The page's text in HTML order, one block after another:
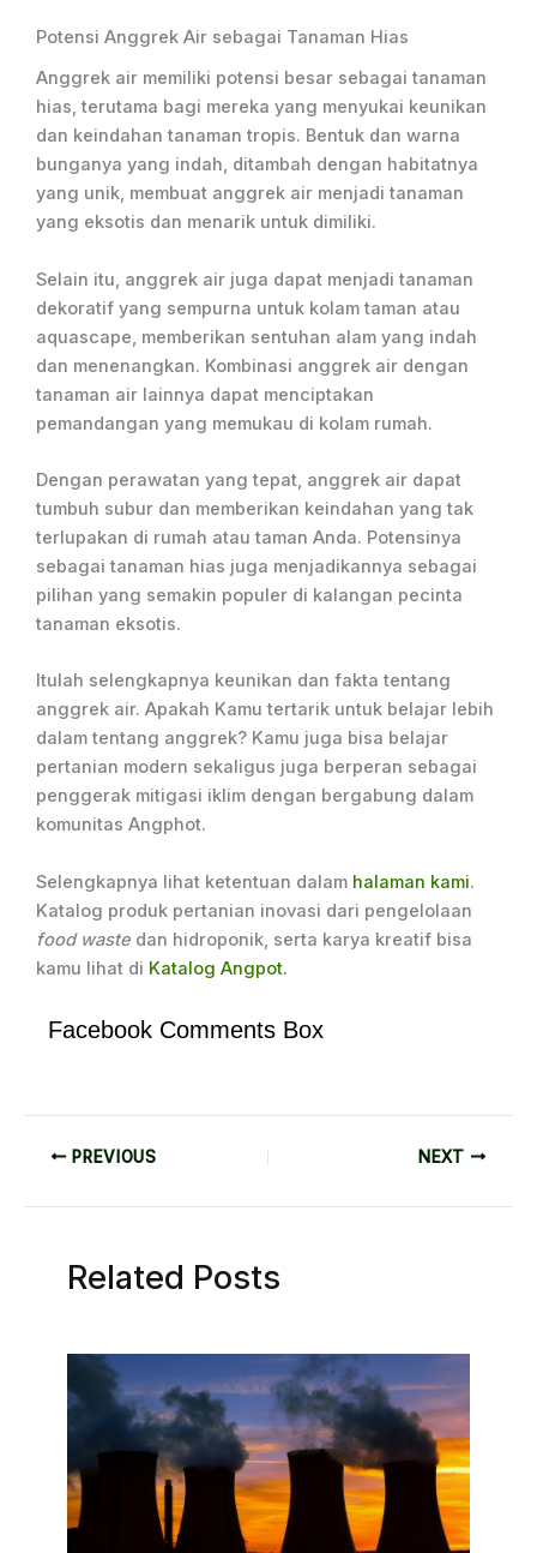
Potensi Anggrek Air sebagai Tanaman Hias
Anggrek air memiliki potensi besar sebagai tanaman
hias, terutama bagi mereka yang menyukai keunikan
dan keindahan tanaman tropis. Bentuk dan warna
bunganya yang indah, ditambah dengan habitatnya
yang unik, membuat anggrek air menjadi tanaman
yang eksotis dan menarik untuk dimiliki.
Selain itu, anggrek air juga dapat menjadi tanaman
dekoratif yang sempurna untuk kolam taman atau
aquascape, memberikan sentuhan alam yang indah
dan menenangkan. Kombinasi anggrek air dengan
tanaman air lainnya dapat menciptakan
pemandangan yang memukau di kolam rumah.
Dengan perawatan yang tepat, anggrek air dapat
tumbuh subur dan memberikan keindahan yang tak
terlupakan di rumah atau taman Anda. Potensinya
sebagai tanaman hias juga menjadikannya sebagai
pilihan yang semakin populer di kalangan pecinta
tanaman eksotis.
Itulah selengkapnya keunikan dan fakta tentang
anggrek air. Apakah Kamu tertarik untuk belajar lebih
dalam tentang anggrek? Kamu juga bisa belajar
pertanian modern sekaligus juga berperan sebagai
penggerak mitigasi iklim dengan bergabung dalam
komunitas Angphot.
Selengkapnya lihat ketentuan dalam halaman kami.
Katalog produk pertanian inovasi dari pengelolaan
food waste dan hidroponik, serta karya kreatif bisa
kamu lihat di Katalog Angpot.
Facebook Comments Box
PREVIOUS NEXT
Related Posts